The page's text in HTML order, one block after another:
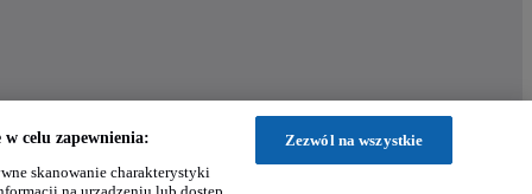
celu zapewnienia:
skanowanie charakterystyki
Zezwól na wszystkie